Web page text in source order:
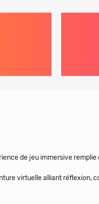
de jeu immersive remplie
virtuelle alliant réflexion,